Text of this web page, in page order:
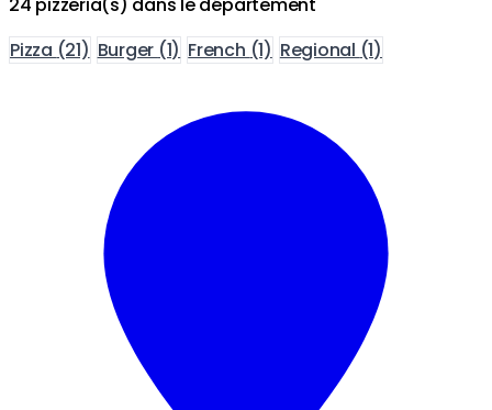
Pizza (21) Burger (1) French (1) Regional (1)